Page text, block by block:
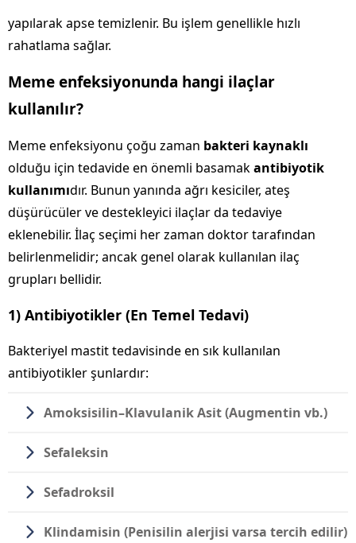
yapılarak apse temizlenir. Bu işlem genellikle hızlı
rahatlama sağlar.
Meme enfeksiyonunda hangi ilaçlar
kullanılır?
Meme enfeksiyonu çoğu zaman bakteri kaynaklı
olduğu için tedavide en önemli basamakantibiyotik
kullanımıdır. Bunun yanında ağrı kesiciler, ateş
düşürücüler ve destekleyici ilaçlar da tedaviye
eklenebilir. İlaç seçimi her zaman doktor tarafından
belirlenmelidir; ancak genel olarak kullanılan ilaç
grupları bellidir.
1) Antibiyotikler (En Temel Tedavi)
Bakteriyel mastit tedavisinde en sık kullanılan
antibiyotikler şunlardır:
Amoksisilin–Klavulanik Asit(Augmentin vb.)
Sefaleksin
Sefadroksil
Klindamisin (Penisilin alerjisi varsa tercih edilir)